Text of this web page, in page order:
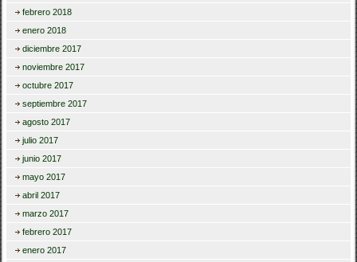
febrero 2018
enero 2018
diciembre 2017
noviembre 2017
octubre 2017
septiembre 2017
agosto 2017
julio 2017
junio 2017
mayo 2017
abril 2017
marzo 2017
febrero 2017
enero 2017